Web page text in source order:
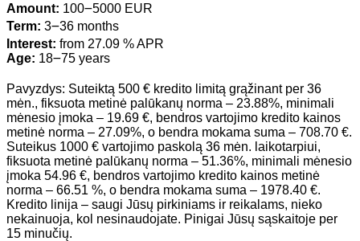
Amount: 100౼5000 EUR
Term: 3౼36 months
Interest: from 27.09 % APR
Age: 18౼75 years
Pavyzdys: Suteiktą 500 € kredito limitą grąžinant per 36
mėn., fiksuota metinė palūkanų norma – 23.88%, minimali
mėnesio įmoka – 19.69 €, bendros vartojimo kredito kainos
metinė norma – 27.09%, o bendra mokama suma – 708.70 €.
Suteikus 1000 € vartojimo paskolą 36 mėn. laikotarpiui,
fiksuota metinė palūkanų norma – 51.36%, minimali mėnesio
įmoka 54.96 €, bendros vartojimo kredito kainos metinė
norma – 66.51 %, o bendra mokama suma – 1978.40 €.
Kredito linija – saugi Jūsų pirkiniams ir reikalams, nieko
nekainuoja, kol nesinaudojate. Pinigai Jūsų sąskaitoje per
15 minučių.